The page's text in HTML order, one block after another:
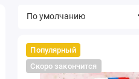
Популярный
Скоро закончится